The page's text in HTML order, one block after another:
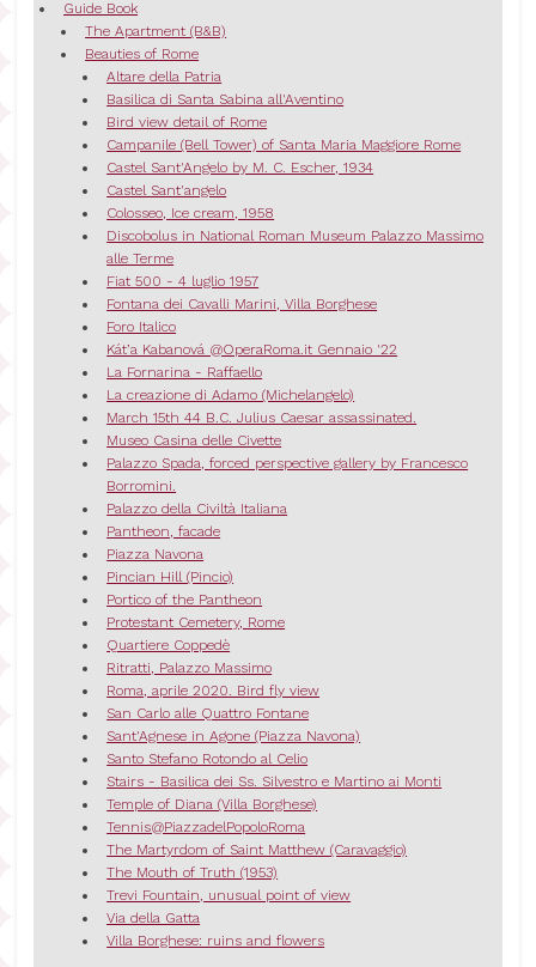
Guide Book
The Apartment (B&B)
Beauties of Rome
Altare della Patria
Basilica di Santa Sabina all'Aventino
Bird view detail of Rome
Campanile (Bell Tower) of Santa Maria Maggiore Rome
Castel Sant'Angelo by M. C. Escher, 1934
Castel Sant'angelo
Colosseo, Ice cream, 1958
Discobolus in National Roman Museum Palazzo Massimo
alle Terme
Fiat 500 - 4 luglio 1957
Fontana dei Cavalli Marini, Villa Borghese
Foro Italico
Kát’a Kabanová @OperaRoma.it Gennaio '22
La Fornarina - Raffaello
La creazione di Adamo (Michelangelo)
March 15th 44 B.C. Julius Caesar assassinated.
Museo Casina delle Civette
Palazzo Spada, forced perspective gallery by Francesco
Borromini.
Palazzo della Civiltà Italiana
Pantheon, facade
Piazza Navona
Pincian Hill (Pincio)
Portico of the Pantheon
Protestant Cemetery, Rome
Quartiere Coppedè
Ritratti, Palazzo Massimo
Roma, aprile 2020. Bird fly view
San Carlo alle Quattro Fontane
Sant'Agnese in Agone (Piazza Navona)
Santo Stefano Rotondo al Celio
Stairs - Basilica dei Ss. Silvestro e Martino ai Monti
Temple of Diana (Villa Borghese)
Tennis@PiazzadelPopoloRoma
The Martyrdom of Saint Matthew (Caravaggio)
The Mouth of Truth (1953)
Trevi Fountain, unusual point of view
Via della Gatta
Villa Borghese: ruins and flowers